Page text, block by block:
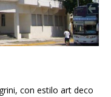
con estilo art deco